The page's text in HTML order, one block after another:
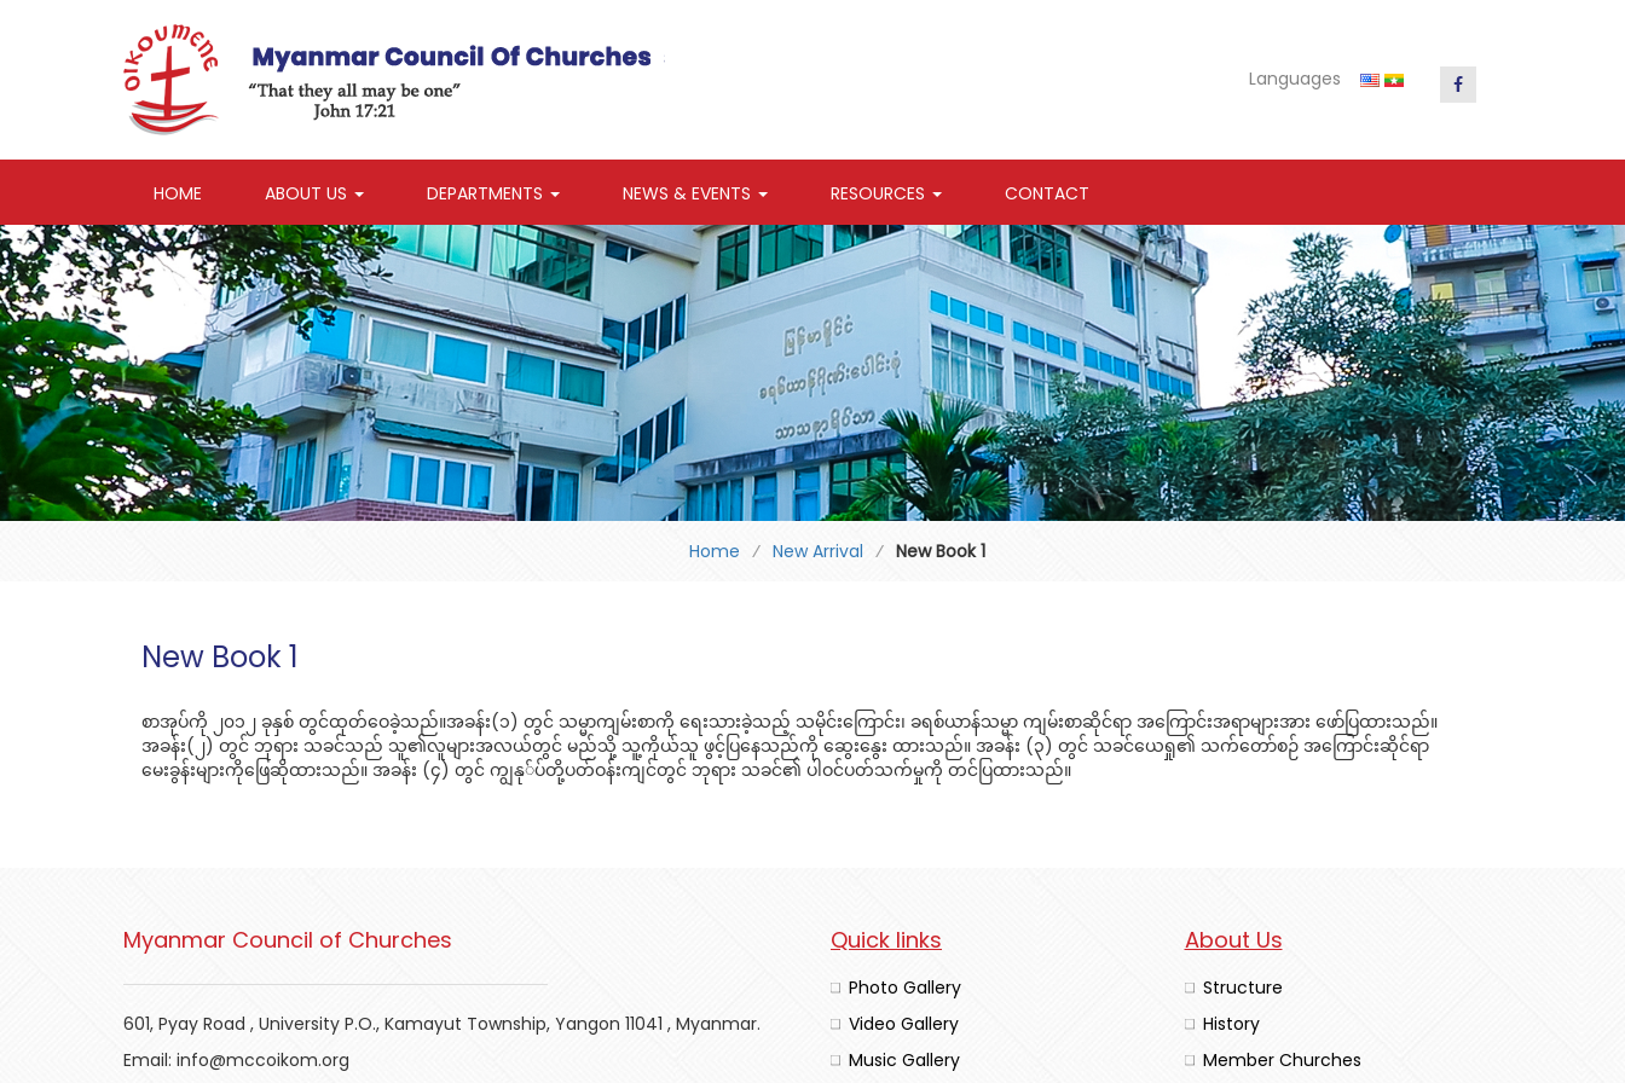
Languages
HOME ABOUT US DEPARTMENTS NEWS & EVENTS RESOURCES CONTACT
Home ⁄ New Arrival ⁄ New Book 1
New Book 1
စာအုပ်ကို ၂၀၁၂ ခုနှစ် တွင်ထုတ်ဝေခဲ့သည်။အခန်း(၁) တွင် သမ္မာကျမ်းစာကို ရေးသားခဲ့သည့် သမိုင်းကြောင်း၊ ခရစ်ယာန်သမ္မာ ကျမ်းစာဆိုင်ရာ အကြောင်းအရာများအား ဖော်ပြထားသည်။
အခန်း(၂) တွင် ဘုရား သခင်သည် သူ၏လူများအလယ်တွင် မည်သို့ သူ့ကိုယ်သူ ဖွင့်ပြနေသည်ကို ဆွေးနွေး ထားသည်။ အခန်း (၃) တွင် သခင်ယေရှု၏ သက်တော်စဉ် အကြောင်းဆိုင်ရာ
မေးခွန်းများကိုဖြေဆိုထားသည်။ အခန်း (၄) တွင် ကျွနု်ပ်တို့ပတ်ဝန်းကျင်တွင် ဘုရား သခင်၏ ပါဝင်ပတ်သက်မှုကို တင်ပြထားသည်။
Myanmar Council of Churches
601, Pyay Road , University P.O., Kamayut Township, Yangon 11041 , Myanmar.
Email: info@mccoikom.org
Quick links
Photo Gallery
Video Gallery
Music Gallery
About Us
Structure
History
Member Churches